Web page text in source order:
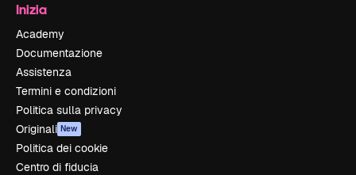
Inizia
Academy
Documentazione
Assistenza
Termini e condizioni
Politica sulla privacy
Originali New
Politica dei cookie
Centro di fiducia